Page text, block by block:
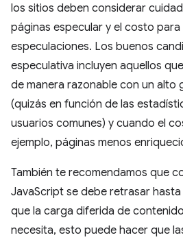
los sitios deben considerar
páginas especular y el costo para
especulaciones. Los buenos
especulativa incluyen aquellos
de manera razonable con un alto
(quizás en función de las
usuarios comunes) y cuando el
ejemplo, páginas menos
También te recomendamos que
JavaScript se debe retrasar
que la carga diferida de
necesita, esto puede hacer que